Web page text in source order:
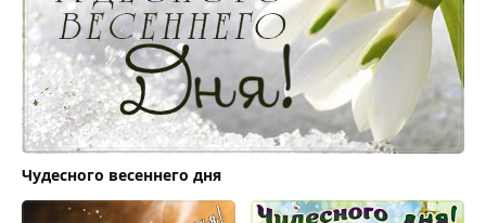
Чудесного весеннего дня